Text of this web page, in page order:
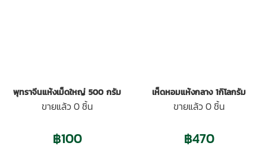
พุทราจีนแห้งเม็ดใหญ่ 500 กรัม
ขายแล้ว 0 ชิ้น
฿100
เห็ดหอมแห้งกลาง 1กิโลกรัม
ขายแล้ว 0 ชิ้น
฿470